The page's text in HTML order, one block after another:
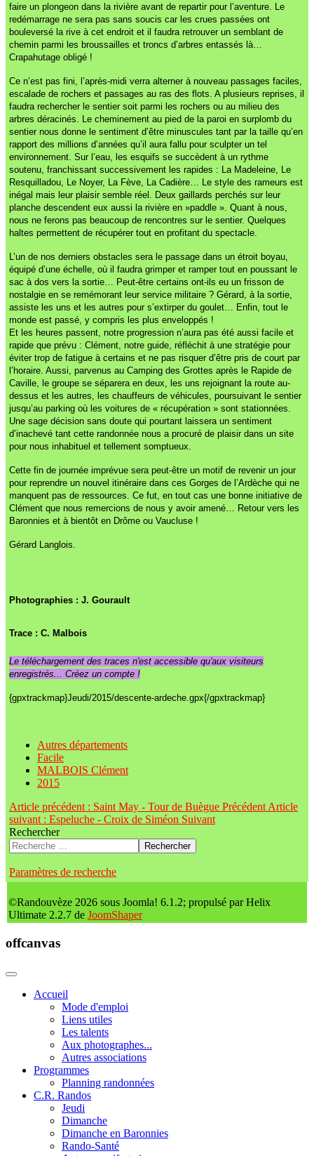
faire un plongeon dans la rivière avant de repartir pour l’aventure. Le
redémarrage ne sera pas sans soucis car les crues passées ont
bouleversé la rive à cet endroit et il faudra retrouver un semblant de
chemin parmi les broussailles et troncs d’arbres entassés là…
Crapahutage obligé !
Ce n’est pas fini, l’après-midi verra alterner à nouveau passages faciles,
escalade de rochers et passages au ras des flots. A plusieurs reprises, il
faudra rechercher le sentier soit parmi les rochers ou au milieu des
arbres déracinés. Le cheminement au pied de la paroi en surplomb du
sentier nous donne le sentiment d’être minuscules tant par la taille qu’en
rapport des millions d’années qu’il aura fallu pour sculpter un tel
environnement. Sur l’eau, les esquifs se succèdent à un rythme
soutenu, franchissant successivement les rapides : La Madeleine, Le
Resquilladou, Le Noyer, La Fève, La Cadière… Le style des rameurs est
inégal mais leur plaisir semble réel. Deux gaillards perchés sur leur
planche descendent eux aussi la rivière en »paddle ». Quant à nous,
nous ne ferons pas beaucoup de rencontres sur le sentier. Quelques
haltes permettent de récupérer tout en profitant du spectacle.
L’un de nos derniers obstacles sera le passage dans un étroit boyau,
équipé d’une échelle, où il faudra grimper et ramper tout en poussant le
sac à dos vers la sortie… Peut-être certains ont-ils eu un frisson de
nostalgie en se remémorant leur service militaire ? Gérard, à la sortie,
assiste les uns et les autres pour s’extirper du goulet… Enfin, tout le
monde est passé, y compris les plus enveloppés !
Et les heures passent, notre progression n’aura pas été aussi facile et
rapide que prévu : Clément, notre guide, réfléchit à une stratégie pour
éviter trop de fatigue à certains et ne pas risquer d’être pris de court par
l’horaire. Aussi, parvenus au Camping des Grottes après le Rapide de
Caville, le groupe se séparera en deux, les uns rejoignant la route au-
dessus et les autres, les chauffeurs de véhicules, poursuivant le sentier
jusqu’au parking où les voitures de « récupération » sont stationnées.
Une sage décision sans doute qui pourtant laissera un sentiment
d’inachevé tant cette randonnée nous a procuré de plaisir dans un site
pour nous inhabituel et tellement somptueux.
Cette fin de journée imprévue sera peut-être un motif de revenir un jour
pour reprendre un nouvel itinéraire dans ces Gorges de l’Ardèche qui ne
manquent pas de ressources. Ce fut, en tout cas une bonne initiative de
Clément que nous remercions de nous y avoir amené… Retour vers les
Baronnies et à bientôt en Drôme ou Vaucluse !
Gérard Langlois.
Photographies : J. Gourault
Trace : C. Malbois
Le téléchargement des traces n'est accessible qu'aux visiteurs
enregistrés... Créez un compte !
{gpxtrackmap}Jeudi/2015/descente-ardeche.gpx{/gpxtrackmap}
Autres départements
Facile
MALBOIS Clément
2015
Article précédent : Saint May - Tour de Buègue Précédent Article
suivant : Espeluche - Croix de Siméon Suivant
Rechercher
Rechercher
Paramètres de recherche
©Randouvèze 2026 sous Joomla! 6.1.2; propulsé par Helix
Ultimate 2.2.7 de JoomShaper
offcanvas
Accueil
Mode d'emploi
Liens utiles
Les talents
Aux photographes...
Autres associations
Programmes
Planning randonnées
C.R. Randos
Jeudi
Dimanche
Dimanche en Baronnies
Rando-Santé